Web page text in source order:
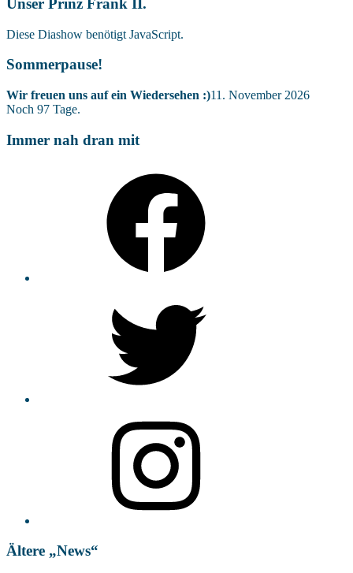
Unser Prinz Frank II.
Diese Diashow benötigt JavaScript.
Sommerpause!
Wir freuen uns auf ein Wiedersehen :)11. November 2026
Noch 97 Tage.
Immer nah dran mit
Ältere „News“